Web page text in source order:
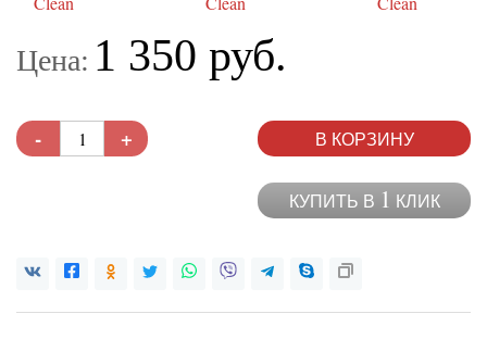
Цена: 1 350 руб.
- + В КОРЗИНУ
КУПИТЬ В 1 КЛИК